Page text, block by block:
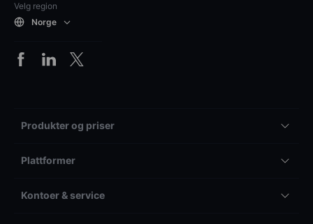
Velg region
Norge
Produkter og priser
Plattformer
Kontoer & service